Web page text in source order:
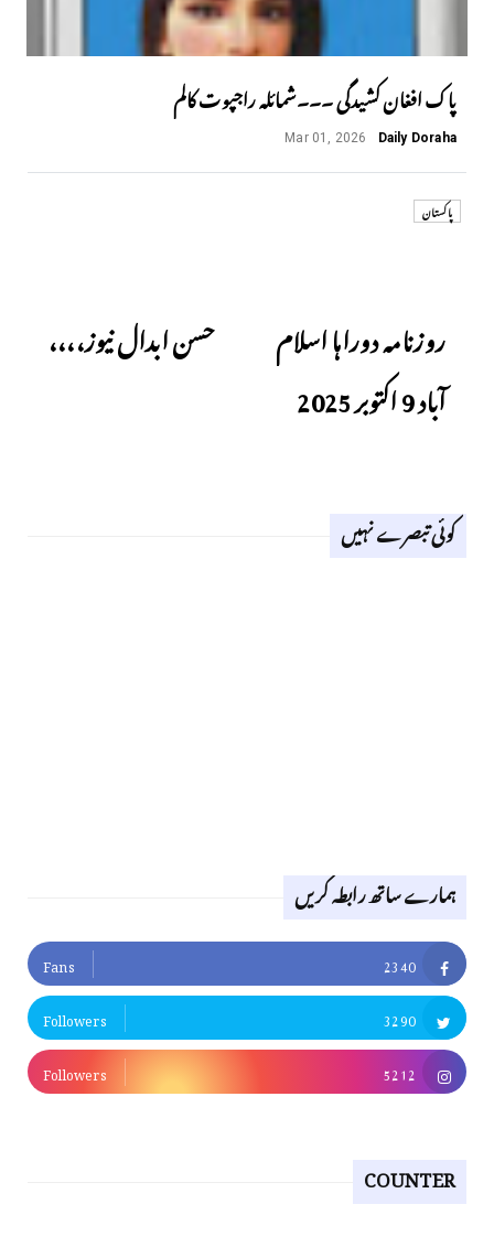
پاک افغان کشیدگی ۔۔۔شمائلہ راجپوت کالم
Daily Doraha
Mar 01, 2026
پاکستان
روزنامہ دوراہا اسلام
آباد 9 اکتوبر 2025
حسن ابدال نیوز،،،،
کوئی تبصرے نہیں
ہمارے ساتھ رابطہ کریں
2340
Fans
3290
Followers
5212
Followers
COUNTER